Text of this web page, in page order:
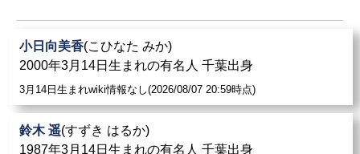
小日向美香(こひなた みか)
2000年3月14日生まれの有名人 千葉出身
3月14日生まれwiki情報なし(2026/08/07 20:59時点)
鈴木 遥(すずき はるか)
1987年3月14日生まれの有名人 千葉出身